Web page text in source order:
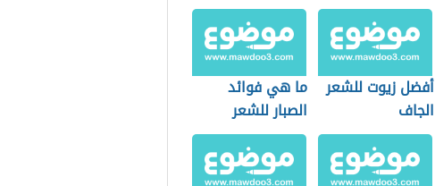
أفضل زيوت للشعر
الجاف
ما هي فوائد
الصبار للشعر
المتساقط